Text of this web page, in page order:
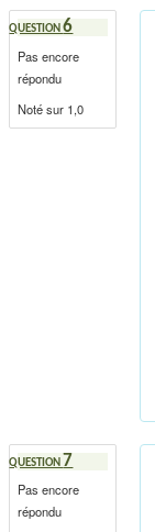
QUESTION6
Pas encore
répondu
Noté sur 1,0
QUESTION 7
Pas encore
répondu